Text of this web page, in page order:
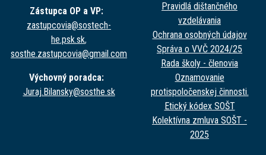
Zástupca OP a VP:
zastupcovia@sostech-
he.psk.sk,
sosthe.zastupcovia@gmail.com
Výchovný poradca:
Juraj.Bilansky@sosthe.sk
Pravidlá dištančného
vzdelávania
Ochrana osobných údajov
Správa o VVČ 2024/25
Rada školy - členovia
Oznamovanie
protispoločenskej činnosti.
Etický kódex SOŠT
Kolektívna zmluva SOŠT -
2025